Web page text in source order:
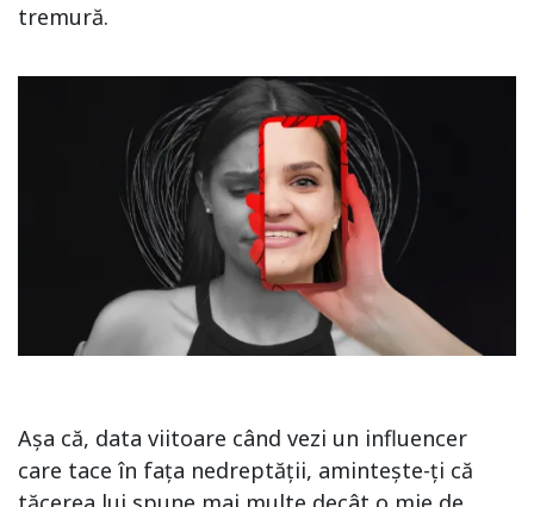
tremură.
Așa că, data viitoare când vezi un influencer
care tace în fața nedreptății, amintește-ți că